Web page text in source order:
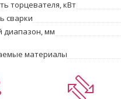
торцевателя, кВт
сварки
диапазон, мм
материалы